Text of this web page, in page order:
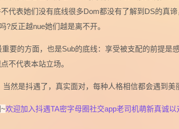
代表她们没有底线很多Dom都没有了解到DS的真
?反正越nue她们越是离不开。
要的方面，也是Sub的底线：享受被支配的前提是
不代表本站立场。
当然是抖遇了，真实面对，每种人格相信都会遇到美
欢迎加入抖遇TA密字母圈社交app老司机萌新真诚以